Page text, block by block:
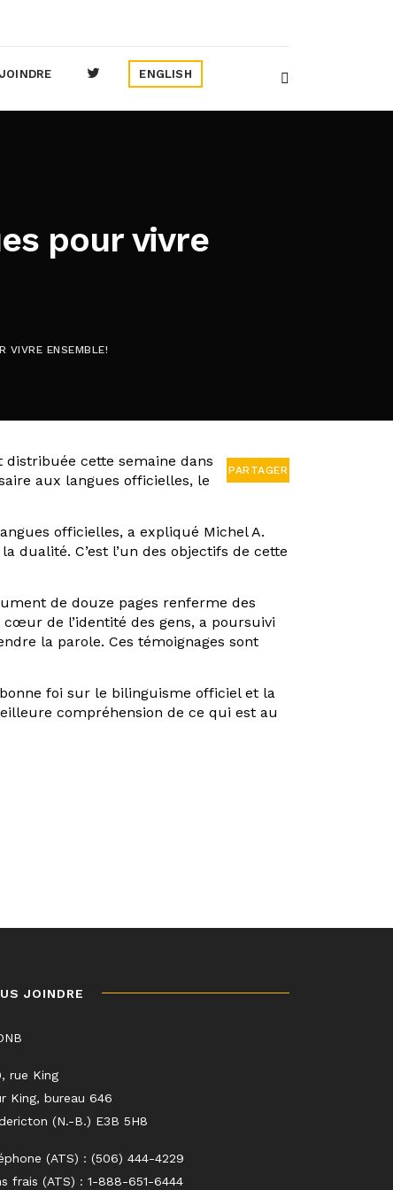
ENGLISH
pour vivre
VIVRE ENSEMBLE!
PARTAGER
cette semaine dans
aux langues officielles, le
officielles, a expliqué Michel A.
dualité. C’est l’un des objectifs de cette
de douze pages renferme des
de l’identité des gens, a poursuivi
la parole. Ces témoignages sont
foi sur le bilinguisme officiel et la
compréhension de ce qui est au
JOINDRE
rue King
King, bureau 646
(N.-B.) E3B 5H8
(ATS) : (506) 444-4229
frais (ATS) : 1-888-651-6444